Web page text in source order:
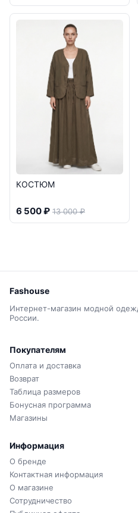
КОСТЮМ
6 500 ₽ 13 000 ₽
Fashouse
Интернет-магазин модной
России.
Покупателям
Оплата и доставка
Возврат
Таблица размеров
Бонусная программа
Магазины
Информация
О бренде
Контактная информация
О магазине
Сотрудничество